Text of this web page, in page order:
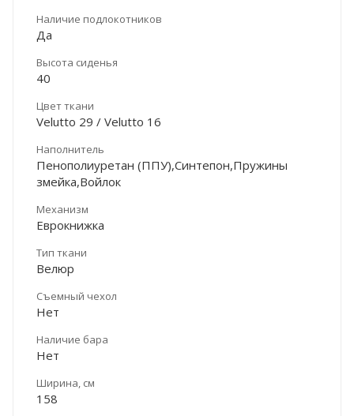
Наличие подлокотников
Да
Высота сиденья
40
Цвет ткани
Velutto 29 / Velutto 16
Наполнитель
Пенополиуретан (ППУ),Синтепон,Пружины
змейка,Войлок
Механизм
Еврокнижка
Тип ткани
Велюр
Съемный чехол
Нет
Наличие бара
Нет
Ширина, см
158